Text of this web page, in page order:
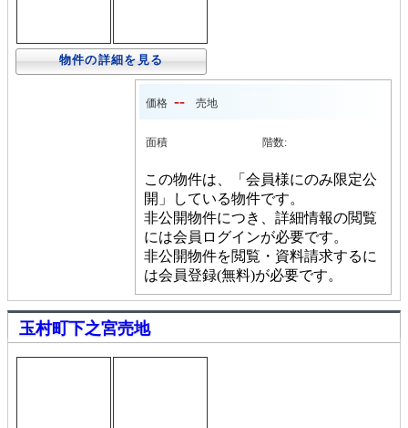
物件の詳細を見る
価格 -- 売地
面積 階数:
この物件は、「会員様にのみ限定公
開」している物件です。
非公開物件につき、詳細情報の閲覧
には会員ログインが必要です。
非公開物件を閲覧・資料請求するに
は会員登録(無料)が必要です。
玉村町下之宮売地